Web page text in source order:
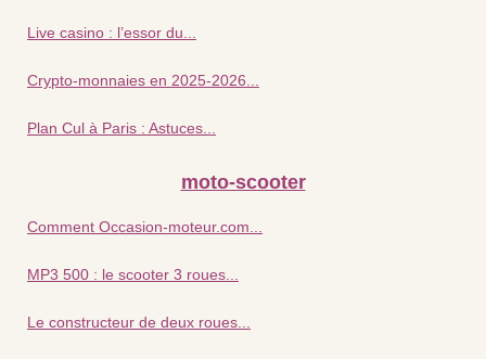
Live casino : l’essor du...
Crypto-monnaies en 2025-2026...
Plan Cul à Paris : Astuces...
moto-scooter
Comment Occasion-moteur.com...
MP3 500 : le scooter 3 roues...
Le constructeur de deux roues...